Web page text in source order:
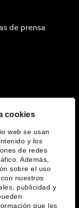
cookies
web se usan
y los
de redes
Además,
sobre el uso
nuestros
publicidad y
que les
de prensa